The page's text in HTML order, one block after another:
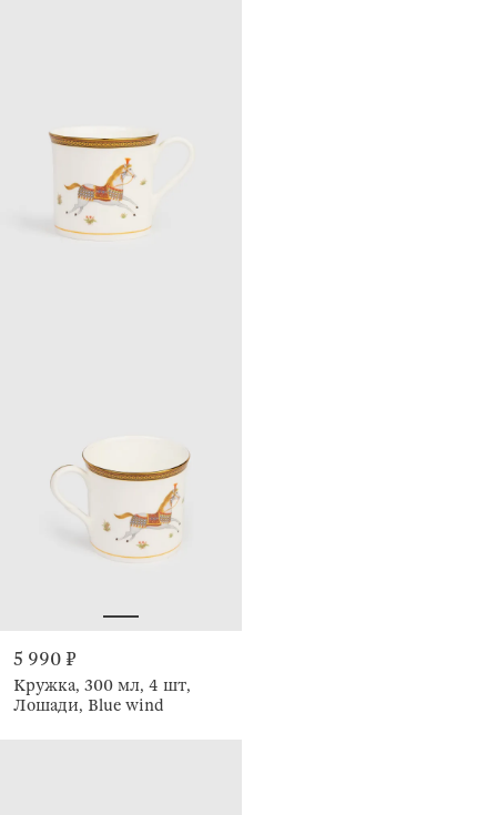
5 990 ₽
Кружка, 300 мл, 4 шт,
Лошади, Blue wind